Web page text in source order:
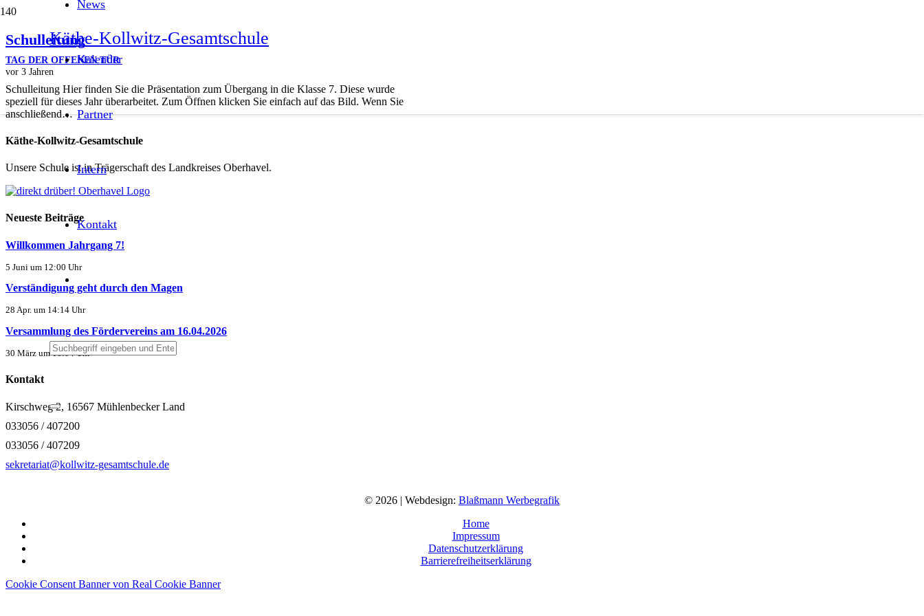
Käthe-Kollwitz-Gesamtschule
News
Kalender
Partner
Intern
Kontakt
Schulleitung
TAG DER OFFENEN TÜR
vor 3 Jahren
Schulleitung Hier finden Sie die Präsentation zum Übergang in die Klasse 7. Diese wurde
speziell für dieses Jahr überarbeitet. Zum Öffnen klicken Sie einfach auf das Bild. Wenn Sie
anschließend…
Käthe-Kollwitz-Gesamtschule
Unsere Schule ist in Trägerschaft des Landkreises Oberhavel.
Neueste Beiträge
Willkommen Jahrgang 7!
5 Juni um 12:00 Uhr
Verständigung geht durch den Magen
28 Apr. um 14:14 Uhr
Versammlung des Fördervereins am 16.04.2026
30 März um 18:04 Uhr
Kontakt
Kirschweg 2, 16567 Mühlenbecker Land
033056 / 407200
033056 / 407209
sekretariat@kollwitz-gesamtschule.de
© 2026 | Webdesign: Blaßmann Werbegrafik
Home
Impressum
Datenschutzerklärung
Barrierefreiheitserklärung
Cookie Consent Banner von Real Cookie Banner